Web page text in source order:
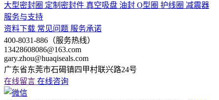
大型密封圈 定制密封件 真空吸盘 油封 O型圈 护线圈 减震器
服务与支持
资料下载 常见问题 服务承诺
400-8031-886（服务热线）
13428608086@163.com
gary.zhou@huaqiseals.com
广东省东莞市石碣镇四甲村联兴路24号
在线留言 在线咨询